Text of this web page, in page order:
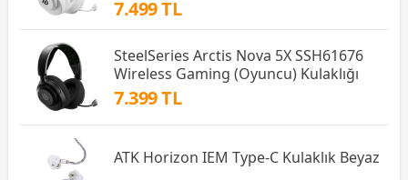
7.499 TL
SteelSeries Arctis Nova 5X SSH61676
Wireless Gaming (Oyuncu) Kulaklığı
7.399 TL
ATK Horizon IEM Type-C Kulaklık Beyaz